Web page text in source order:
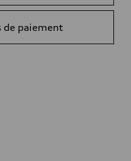
de paiement